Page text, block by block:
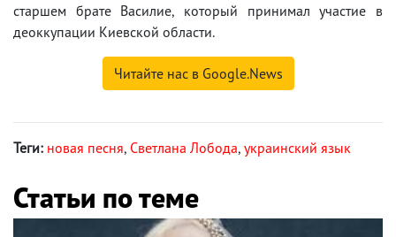
старшем брате Василие, который принимал участие в
деоккупации Киевской области.
Читайте нас в Google.News
Теги: новая песня, Светлана Лобода, украинский язык
Статьи по теме